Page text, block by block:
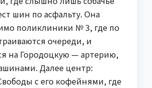
шин по асфальту. Она
поликлиники № 3, где по
очереди, и
на Городоцкую — артерию,
Далее центр:
с его кофейнями, где